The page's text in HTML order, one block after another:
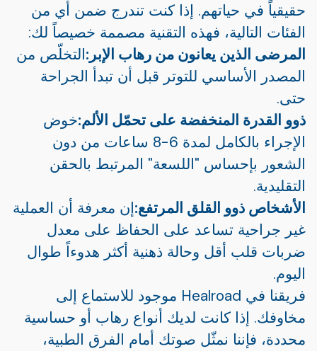
حقيقياً في حياتهم. إذا كنت تندرج ضمن أي من
الفئات التالية، فهذه التقنية مصممة خصيصاً لك:
المرضى الذين يعانون من رهاب الإبر:التخلّص من
المصدر الأساسي للتوتر قبل أن تبدأ الجراحة
حتى.
ذوو القدرة المنخفضة على تحمّل الألم:خوض
الإجراء بالكامل لمدة 6-8 ساعات من دون
الشعور بإحساس "اللسعة" المرتبط بالحقن
التقليدية.
الأشخاص ذوو القلق المرتفع:إن معرفة أن العملية
غير جراحية تساعد على الحفاظ على معدل
ضربات قلب أقل وحالة ذهنية أكثر هدوءاً طوال
اليوم.
فريقنا في Healroad موجود للاستماع إلى
مخاوفك. إذا كانت لديك أنواع رهاب أو حساسية
محددة، فإننا نمثّل صوتك أمام الفرق الطبية،